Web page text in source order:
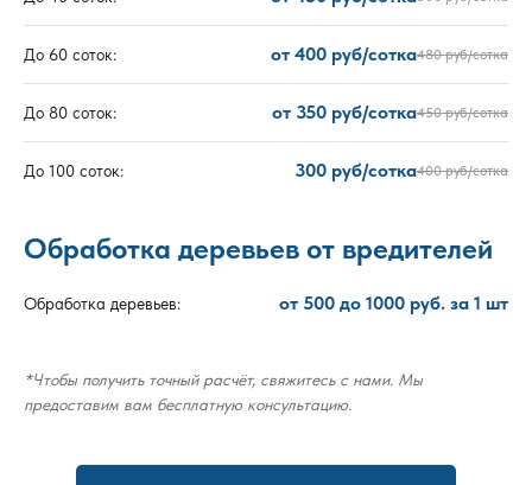
До 60 соток: от 400 руб/сотка480 руб/сотка
До 80 соток: от 350 руб/сотка450 руб/сотка
До 100 соток: 300 руб/сотка400 руб/сотка
Обработка деревьев от вредителей
Обработка деревьев: от 500 до 1000 руб. за 1 шт
*Чтобы получить точный расчёт, свяжитесь с нами. Мы
предоставим вам бесплатную консультацию.